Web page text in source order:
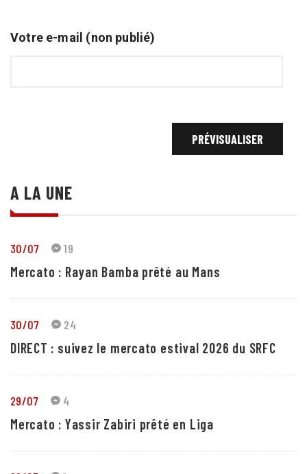
Votre e-mail (non publié)
A LA UNE
30/07 19
Mercato : Rayan Bamba prêté au Mans
30/07 24
DIRECT : suivez le mercato estival 2026 du SRFC
29/07 4
Mercato : Yassir Zabiri prêté en Liga